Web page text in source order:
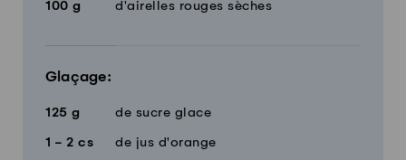
100 g d'airelles rouges sèches
Glaçage:
125 g de sucre glace
1 - 2 cs de jus d'orange